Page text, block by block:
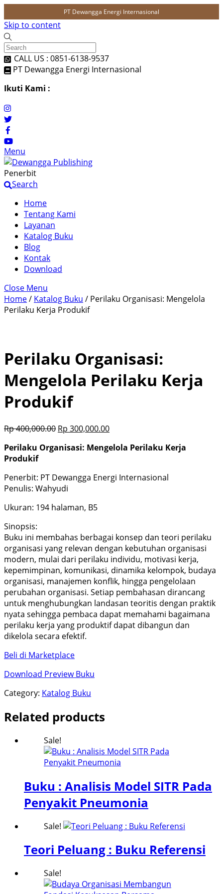
PT Dewangga Energi Internasional
Skip to content
CALL US : 0851-6138-9537
PT Dewangga Energi Internasional
Ikuti Kami :
Menu
Penerbit
Search
Home
Tentang Kami
Layanan
Katalog Buku
Blog
Kontak
Download
Close Menu
Home/ Katalog Buku / Perilaku Organisasi: Mengelola
Perilaku Kerja Produkif
Perilaku Organisasi:
Mengelola Perilaku Kerja
Produkif
Rp400,000.00 Rp 300,000.00
Perilaku Organisasi: Mengelola Perilaku Kerja
Produkif
Penerbit: PT Dewangga Energi Internasional
Penulis: Wahyudi
Ukuran: 194 halaman, B5
Sinopsis:
Buku ini membahas berbagai konsep dan teori perilaku
organisasi yang relevan dengan kebutuhan organisasi
modern, mulai dari perilaku individu, motivasi kerja,
kepemimpinan, komunikasi, dinamika kelompok, budaya
organisasi, manajemen konflik, hingga pengelolaan
perubahan organisasi. Setiap pembahasan dirancang
untuk menghubungkan landasan teoritis dengan praktik
nyata sehingga pembaca dapat memahami bagaimana
perilaku kerja yang produktif dapat dibangun dan
dikelola secara efektif.
Beli di Marketplace
Download Preview Buku
Category: Katalog Buku
Related products
Sale!
Buku : Analisis Model SITR Pada
Penyakit Pneumonia
Sale!
Teori Peluang : Buku Referensi
Sale!